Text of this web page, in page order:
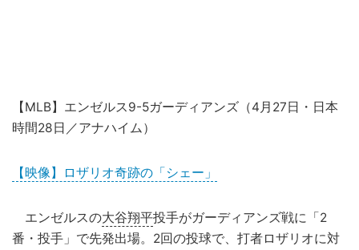
【MLB】エンゼルス9-5ガーディアンズ（4月27日・日本
時間28日／アナハイム）
【映像】ロザリオ奇跡の「シェー」
エンゼルスの大谷翔平投手がガーディアンズ戦に「2
番・投手」で先発出場。2回の投球で、打者ロザリオに対